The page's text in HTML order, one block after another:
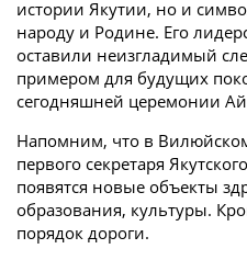
истории Якутии, но и
народу и Родине. Его
оставили неизгладимый
примером для будущих
сегодняшней церемонии
Напомним, что в
первого секретаря
появятся новые объекты
образования, культуры.
порядок дороги.